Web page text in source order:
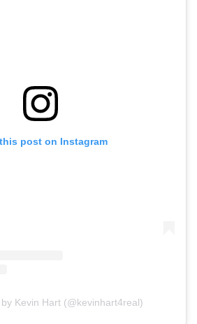
post on Instagram
Kevin Hart (@kevinhart4real)